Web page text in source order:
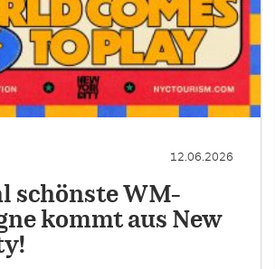
12.06.2026
schönste WM-
kommt aus New